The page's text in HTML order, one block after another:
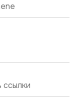
ссылки